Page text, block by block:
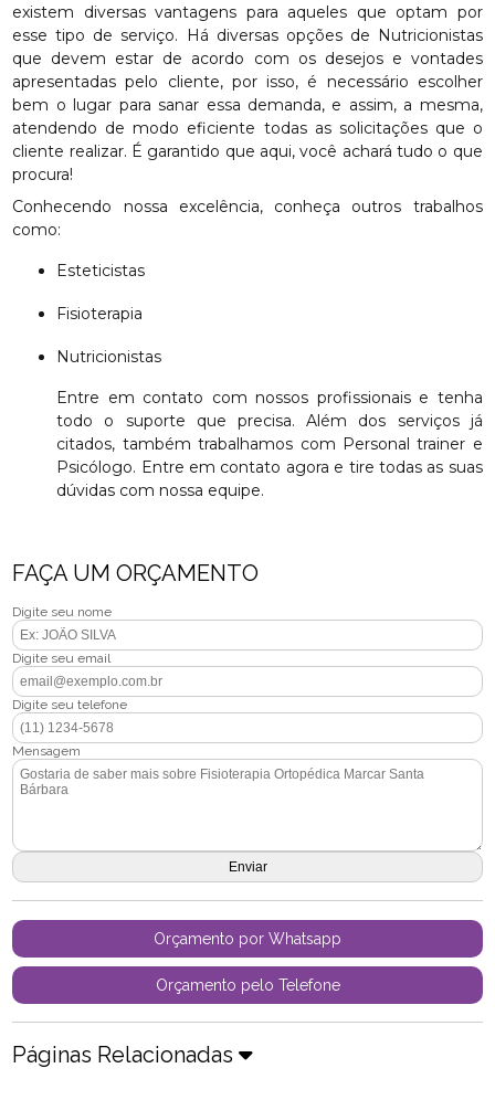
existem diversas vantagens para aqueles que optam por
esse tipo de serviço. Há diversas opções de Nutricionistas
que devem estar de acordo com os desejos e vontades
apresentadas pelo cliente, por isso, é necessário escolher
bem o lugar para sanar essa demanda, e assim, a mesma,
atendendo de modo eficiente todas as solicitações que o
cliente realizar. É garantido que aqui, você achará tudo o que
procura!
Conhecendo nossa excelência, conheça outros trabalhos
como:
Esteticistas
Fisioterapia
Nutricionistas
Entre em contato com nossos profissionais e tenha
todo o suporte que precisa. Além dos serviços já
citados, também trabalhamos com Personal trainer e
Psicólogo. Entre em contato agora e tire todas as suas
dúvidas com nossa equipe.
FAÇA UM ORÇAMENTO
Digite seu nome
Digite seu email
Digite seu telefone
Mensagem
Orçamento por Whatsapp
Orçamento pelo Telefone
Páginas Relacionadas